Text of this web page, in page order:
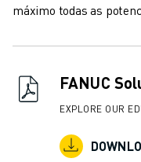
máximo todas as
FANUC
EXPLORE OUR